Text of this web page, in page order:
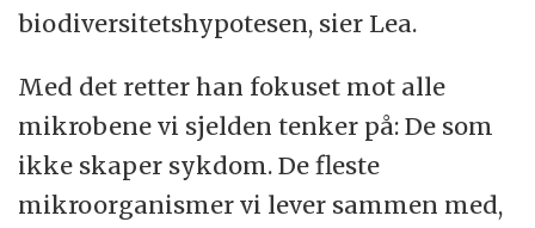
biodiversitetshypotesen, sier Lea.
Med det retter han fokuset mot alle
mikrobene vi sjelden tenker på: De som
ikke skaper sykdom. De fleste
mikroorganismer vi lever sammen med,